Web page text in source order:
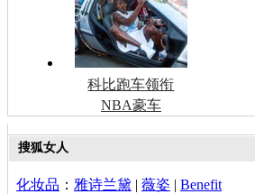
科比跑车领衔
NBA豪车
搜狐女人
化妆品 ： 雅诗兰黛 | 薇姿 | Benefit